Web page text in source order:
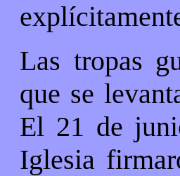
Las tropas
que se
El 21 de
Iglesia